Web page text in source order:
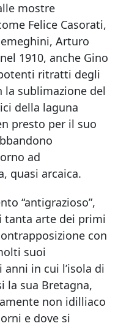
mostre
Felice Casorati,
Arturo
1910, anche Gino
ritratti degli
sublimazione del
della laguna
presto per il suo
ad
quasi arcaica.
“antigrazioso”,
tanta arte dei primi
con
suoi
in cui l’isola di
la sua Bretagna,
non idilliaco
e dove si